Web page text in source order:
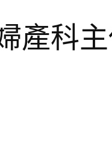
產科